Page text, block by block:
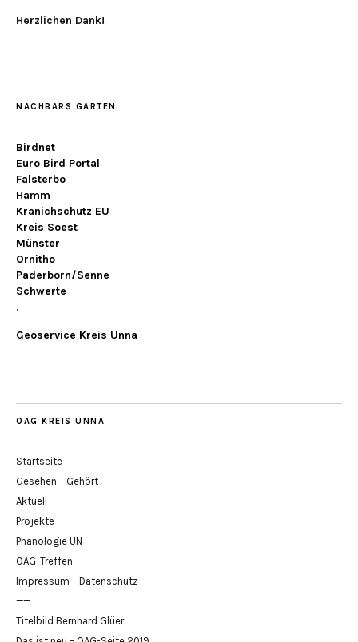
Herzlichen Dank!
NACHBARS GARTEN
Birdnet
Euro Bird Portal
Falsterbo
Hamm
Kranichschutz EU
Kreis Soest
Münster
Ornitho
Paderborn/Senne
Schwerte
.
Geoservice Kreis Unna
OAG KREIS UNNA
Startseite
Gesehen – Gehört
Aktuell
Projekte
Phänologie UN
OAG-Treffen
Impressum – Datenschutz
——
Titelbild Bernhard Glüer